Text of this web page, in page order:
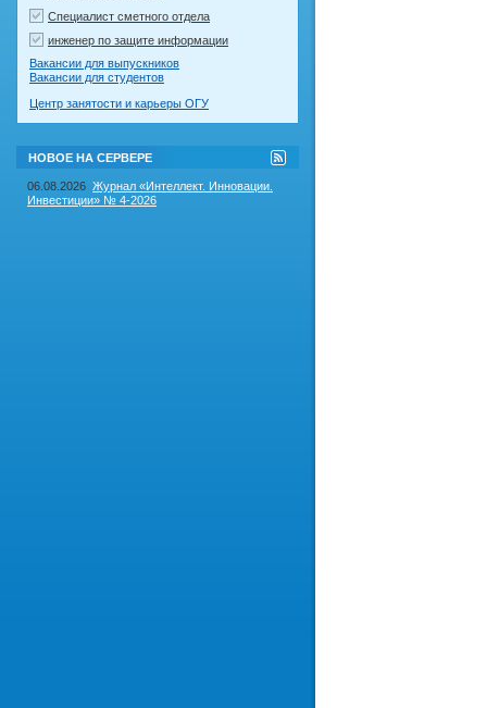
Специалист сметного отдела
инженер по защите информации
Вакансии для выпускников
Вакансии для студентов
Центр занятости и карьеры ОГУ
НОВОЕ НА СЕРВЕРЕ
RSS-
лента
на
06.08.2026 Журнал «Интеллект. Инновации.
Инвестиции» № 4-2026